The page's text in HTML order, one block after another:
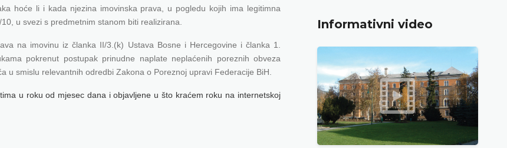
hoće li i kada njezina imovinska prava, u pogledu kojih ima legitimna
10 u svezi s predmetnim stanom biti realizirana.
na imovinu iz članka II/3.(k) Ustava Bosne i Hercegovine i članka 1.
pokrenut postupak prinudne naplate neplaćenih poreznih obveza
smislu relevantnih odredbi Zakona o Poreznoj upravi Federacije BiH.
u roku od mjesec dana i objavljene u što kraćem roku na internetskoj
Informativni video